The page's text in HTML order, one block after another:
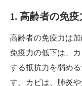
1. 高齢者の免
高齢者の免疫力は
免疫力の低下は、
する抵抗力を弱め
す。カビは、肺炎